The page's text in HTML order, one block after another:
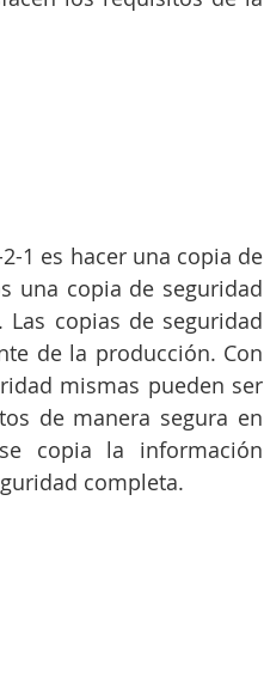
1 es hacer una copia de
una copia de seguridad
copias de seguridad
de la producción. Con
mismas pueden ser
de manera segura en
copia la información
completa.